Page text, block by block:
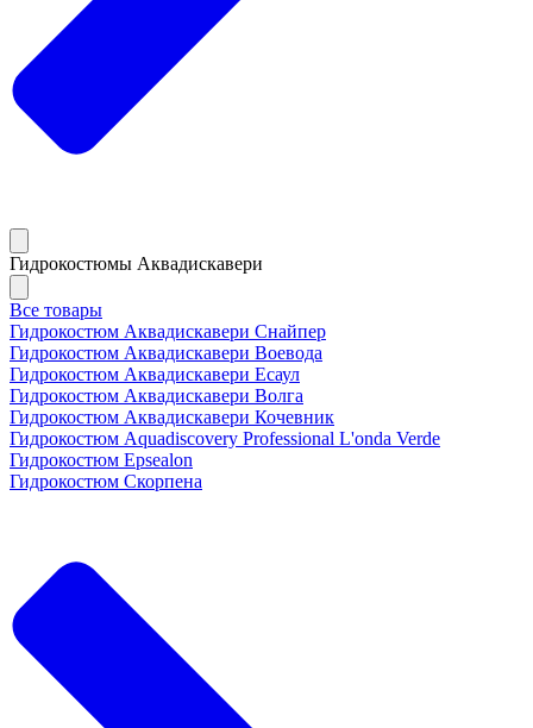
Гидрокостюмы Аквадискавери
Все товары
Гидрокостюм Аквадискавери Снайпер
Гидрокостюм Аквадискавери Воевода
Гидрокостюм Аквадискавери Есаул
Гидрокостюм Аквадискавери Волга
Гидрокостюм Аквадискавери Кочевник
Гидрокостюм Aquadiscovery Professional L'onda Verde
Гидрокостюм Epsealon
Гидрокостюм Скорпена